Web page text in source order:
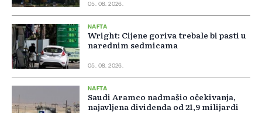
05. 08. 2026.
NAFTA
Wright: Cijene goriva trebale bi pasti u
narednim sedmicama
05. 08. 2026.
NAFTA
Saudi Aramco nadmašio očekivanja,
najavljena dividenda od 21,9 milijardi